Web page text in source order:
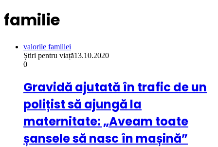
familie
valorile familiei
Știri pentru viață13.10.2020
0
Gravidă ajutată în trafic de un
polițist să ajungă la
maternitate: „Aveam toate
șansele să nasc în mașină”